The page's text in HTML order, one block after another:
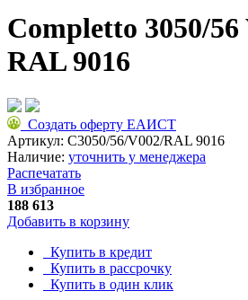
Completto 3050/
RAL 9016
Создать оферту ЕАИСТ
Артикул: C3050/56/V002/RAL 9016
Наличие: уточнить у менеджера
Распечатать
В избранное
188 613
Добавить в корзину
Купить в кредит
Купить в рассрочку
Купить в один клик